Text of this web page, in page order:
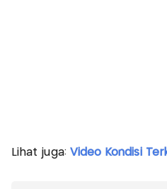
Lihat juga: Video Kondisi